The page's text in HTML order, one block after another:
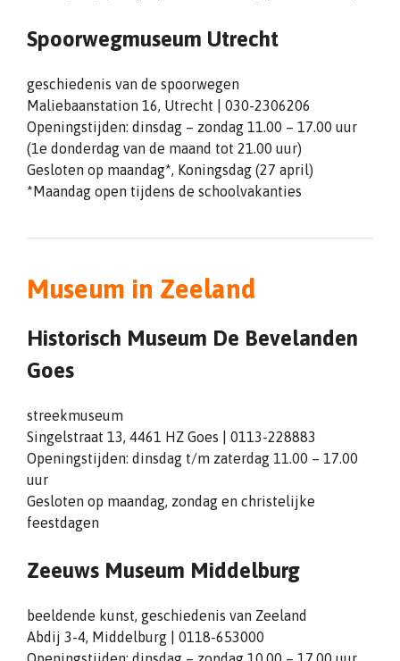
Spoorwegmuseum Utrecht
geschiedenis van de spoorwegen
Maliebaanstation 16, Utrecht | 030-2306206
Openingstijden: dinsdag – zondag 11.00 – 17.00 uur
(1e donderdag van de maand tot 21.00 uur)
Gesloten op maandag*, Koningsdag (27 april)
*Maandag open tijdens de schoolvakanties
Museum in Zeeland
Historisch Museum De Bevelanden
Goes
streekmuseum
Singelstraat 13, 4461 HZ Goes | 0113-228883
Openingstijden: dinsdag t/m zaterdag 11.00 – 17.00
uur
Gesloten op maandag, zondag en christelijke
feestdagen
Zeeuws Museum Middelburg
beeldende kunst, geschiedenis van Zeeland
Abdij 3-4, Middelburg | 0118-653000